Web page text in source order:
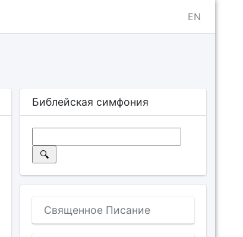
EN
Библейская симфония
Священное Писание